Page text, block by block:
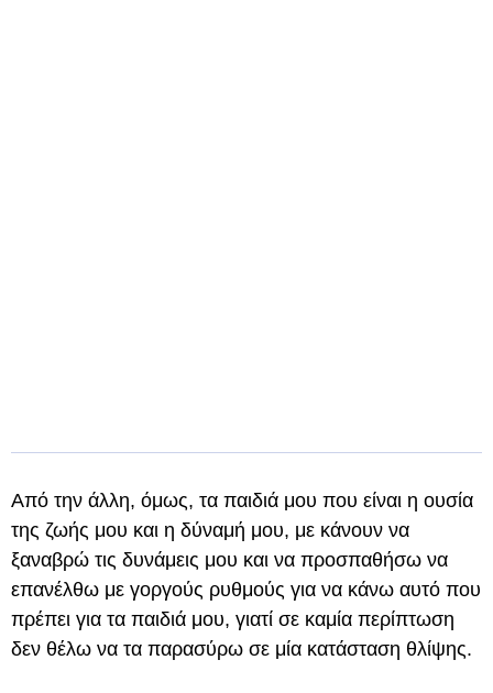
Από την άλλη, όμως, τα παιδιά μου που είναι η ουσία
της ζωής μου και η δύναμή μου, με κάνουν να
ξαναβρώ τις δυνάμεις μου και να προσπαθήσω να
επανέλθω με γοργούς ρυθμούς για να κάνω αυτό που
πρέπει για τα παιδιά μου, γιατί σε καμία περίπτωση
δεν θέλω να τα παρασύρω σε μία κατάσταση θλίψης.